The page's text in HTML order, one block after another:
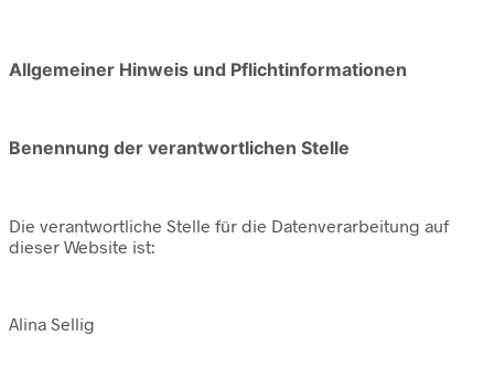
Allgemeiner Hinweis und Pflichtinformationen
Benennung der verantwortlichen Stelle
Die verantwortliche Stelle für die Datenverarbeitung auf
dieser Website ist:
Alina Sellig